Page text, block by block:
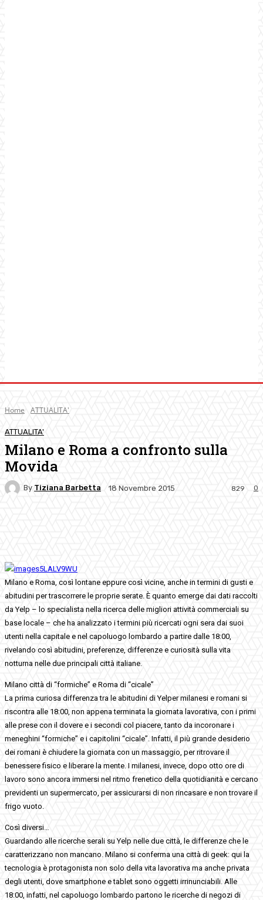
Home ATTUALITA'
ATTUALITA'
Milano e Roma a confronto sulla
Movida
By Tiziana Barbetta 18 Novembre 2015 0
829
Milano e Roma, così lontane eppure così vicine, anche in termini di gusti e
abitudini per trascorrere le proprie serate. È quanto emerge dai dati raccolti
da Yelp – lo specialista nella ricerca delle migliori attività commerciali su
base locale – che ha analizzato i termini più ricercati ogni sera dai suoi
utenti nella capitale e nel capoluogo lombardo a partire dalle 18:00,
rivelando così abitudini, preferenze, differenze e curiosità sulla vita
notturna nelle due principali città italiane.
Milano città di “formiche” e Roma di “cicale”
La prima curiosa differenza tra le abitudini di Yelper milanesi e romani si
riscontra alle 18:00, non appena terminata la giornata lavorativa, con i primi
alle prese con il dovere e i secondi col piacere, tanto da incoronare i
meneghini “formiche” e i capitolini “cicale”. Infatti, il più grande desiderio
dei romani è chiudere la giornata con un massaggio, per ritrovare il
benessere fisico e liberare la mente. I milanesi, invece, dopo otto ore di
lavoro sono ancora immersi nel ritmo frenetico della quotidianità e cercano
previdenti un supermercato, per assicurarsi di non rincasare e non trovare il
frigo vuoto.
Così diversi…
Guardando alle ricerche serali su Yelp nelle due città, le differenze che le
caratterizzano non mancano. Milano si conferma una città di geek: qui la
tecnologia è protagonista non solo della vita lavorativa ma anche privata
degli utenti, dove smartphone e tablet sono oggetti irrinunciabili. Alle
18:00, infatti, nel capoluogo lombardo partono le ricerche di negozi di